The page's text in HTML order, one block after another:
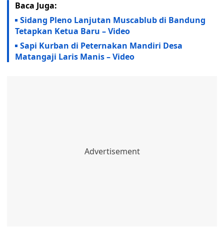
Baca Juga:
Sidang Pleno Lanjutan Muscablub di Bandung
Tetapkan Ketua Baru – Video
Sapi Kurban di Peternakan Mandiri Desa
Matangaji Laris Manis – Video